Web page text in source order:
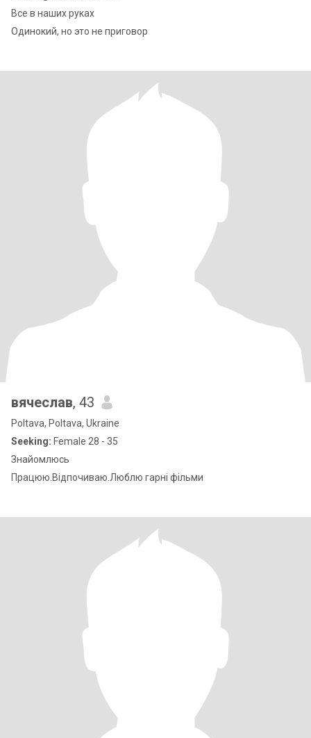
Все в наших руках
Одинокий, но это не приговор
вячеслав, 43
Poltava, Poltava, Ukraine
Seeking: Female 28 - 35
Знайомлюсь
Працюю.Відпочиваю.Люблю гарні фільми